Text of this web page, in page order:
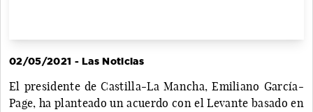
02/05/2021 - Las Noticias
El presidente de Castilla-La Mancha, Emiliano García-
Page, ha planteado un acuerdo con el Levante basado en